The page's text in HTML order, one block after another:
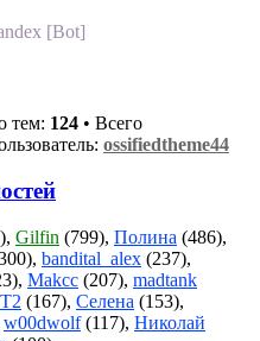
[Bot]
тем: 124 • Всего
ossifiedtheme44
Gilfin (799), Полина (486),
bandital_alex (237),
Makcc (207), madtank
(167), Селена (153),
w00dwolf(117), Николай